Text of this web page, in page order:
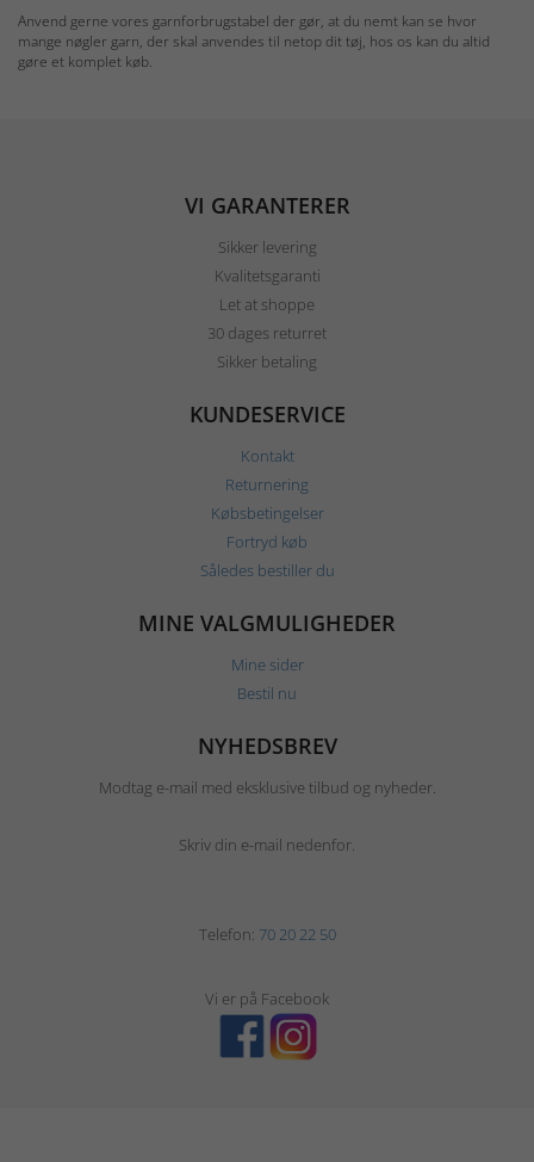
Anvend gerne vores garnforbrugstabel der gør, at du nemt kan se hvor
mange nøgler garn, der skal anvendes til netop dit tøj, hos os kan du altid
gøre et komplet køb.
VI GARANTERER
Sikker levering
Kvalitetsgaranti
Let at shoppe
30 dages returret
Sikker betaling
KUNDESERVICE
Kontakt
Returnering
Købsbetingelser
Fortryd køb
Således bestiller du
MINE VALGMULIGHEDER
Mine sider
Bestil nu
NYHEDSBREV
Modtag e-mail med eksklusive tilbud og nyheder.
Skriv din e-mail nedenfor.
Telefon: 70 20 22 50
Vi er på Facebook